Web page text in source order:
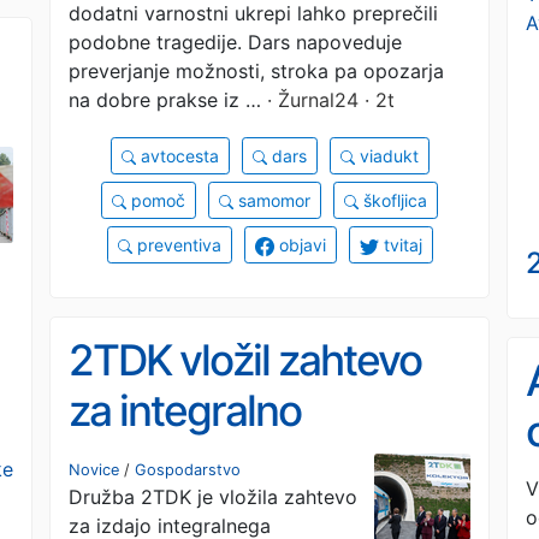
dodatni varnostni ukrepi lahko preprečili
podobne tragedije. Dars napoveduje
preverjanje možnosti, stroka pa opozarja
na dobre prakse iz … · Žurnal24 · 2t
avtocesta dars viadukt
pomoč samomor škofljica
preventiva objavi tvitaj
2TDK vložil zahtevo
za integralno
gradbeno dovoljenje
za vzporedni tir
Novice / Gospodarstvo
Družba 2TDK je vložila zahtevo
za izdajo integralnega